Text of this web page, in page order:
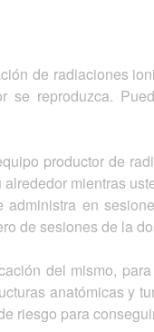
de radiaciones
reproduzca.
productor de
mientras
en
de sesiones de la
del mismo,
anatómicas y
riesgo para